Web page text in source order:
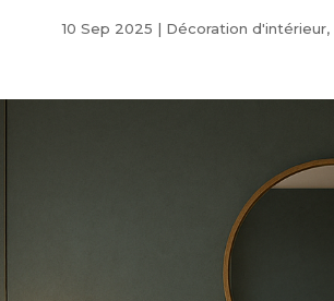
10 Sep 2025 | Décoration d'intérieur,